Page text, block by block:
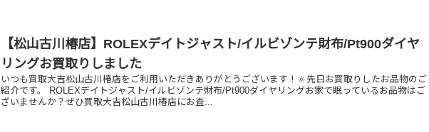
【松山古川椿店】ROLEXデイトジャスト/イルビゾンテ財布/Pt900ダイヤ
リングお買取りしました
いつも買取大吉松山古川椿店をご利用いただきありがとうございます！🔆先日お買取りしたお品物のご
紹介です。 ROLEXデイトジャスト/イルビゾンテ財布/Pt900ダイヤリングお家で眠っているお品物はご
ざいませんか？ぜひ買取大吉松山古川椿店にお査...